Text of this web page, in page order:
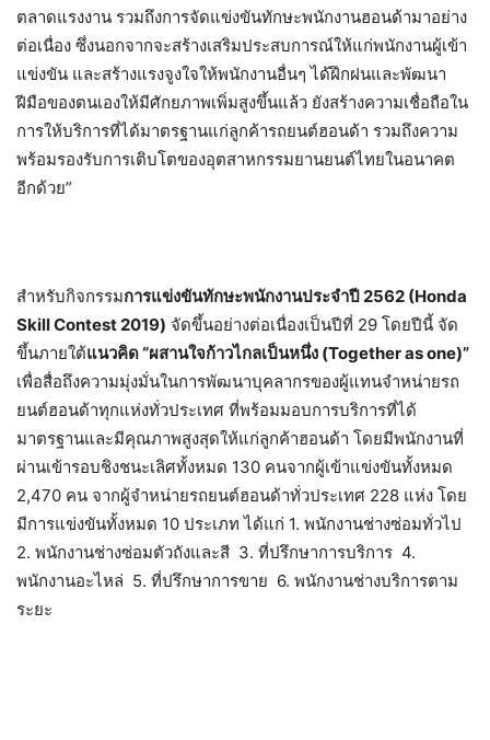
ตลาดแรงงาน รวมถึงการจัดแข่งขันทักษะพนักงานฮอนด้ามาอย่าง
ต่อเนื่อง ซึ่งนอกจากจะสร้างเสริมประสบการณ์ให้แก่พนักงานผู้เข้า
แข่งขัน และสร้างแรงจูงใจให้พนักงานอื่นๆ ได้ฝึกฝนและพัฒนา
ฝีมือของตนเองให้มีศักยภาพเพิ่มสูงขึ้นแล้ว ยังสร้างความเชื่อถือใน
การให้บริการที่ได้มาตรฐานแก่ลูกค้ารถยนต์ฮอนด้า รวมถึงความ
พร้อมรองรับการเติบโตของอุตสาหกรรมยานยนต์ไทยในอนาคต
อีกด้วย”
สำหรับกิจกรรมการแข่งขันทักษะพนักงานประจำปี 2562 (Honda
Skill Contest 2019) จัดขึ้นอย่างต่อเนื่องเป็นปีที่ 29 โดยปีนี้ จัด
ขึ้นภายใต้แนวคิด “ผสานใจก้าวไกลเป็นหนึ่ง (Together as one)”
เพื่อสื่อถึงความมุ่งมั่นในการพัฒนาบุคลากรของผู้แทนจำหน่ายรถ
ยนต์ฮอนด้าทุกแห่งทั่วประเทศ ที่พร้อมมอบการบริการที่ได้
มาตรฐานและมีคุณภาพสูงสุดให้แก่ลูกค้าฮอนด้า โดยมีพนักงานที่
ผ่านเข้ารอบชิงชนะเลิศทั้งหมด 130 คนจากผู้เข้าแข่งขันทั้งหมด
2,470 คน จากผู้จำหน่ายรถยนต์ฮอนด้าทั่วประเทศ 228 แห่ง โดย
มีการแข่งขันทั้งหมด 10 ประเภท ได้แก่ 1. พนักงานช่างซ่อมทั่วไป
2. พนักงานช่างซ่อมตัวถังและสี 3. ที่ปรึกษาการบริการ 4.
พนักงานอะไหล่ 5. ที่ปรึกษาการขาย 6. พนักงานช่างบริการตาม
ระยะ